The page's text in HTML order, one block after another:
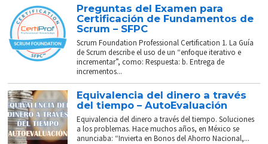
Preguntas del Examen para
Certificación de Fundamentos de
Scrum – SFPC
Scrum Foundation Professional Certification 1. La Guía
de Scrum describe el uso de un “enfoque iterativo e
incrementar”, como: Respuesta: b. Entrega de
incrementos...
Equivalencia del dinero a través
del tiempo – AutoEvaluación
Equivalencia del dinero a través del tiempo. Soluciones
a los problemas. Hace muchos años, en México se
anunciaba: “Invierta en Bonos del Ahorro Nacional,...